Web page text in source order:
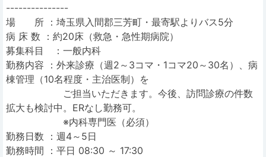
---------------
場 所 ：埼玉県入間郡三芳町・最寄駅よりバス5分
病 床 数 ：約20床（救急・急性期病院）
募集科目 ：一般内科
勤務内容 ：外来診療（週2～3コマ・1コマ20～30名）、病
棟管理（10名程度・主治医制）を
ご担当いただきます。今後、訪問診療の件数
拡大も検討中。ERなし勤務可。
※内科専門医（必須）
勤務日数 ：週4～5日
勤務時間 ：平日 08:30 ～ 17:30